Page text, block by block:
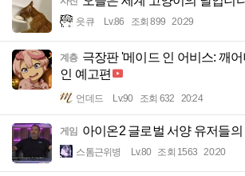
읏큐 Lv.86 조회 899 20:29
계층 극장판 '메이드 인 어비스: 깨어
인 예고편
언데드 Lv.90 조회 632 20:24
게임 아이온2 글로벌 서양 유저들의
스톰근위병 Lv.80 조회 1563 20:20